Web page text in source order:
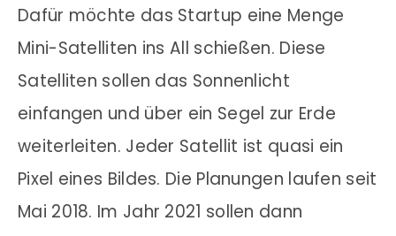
Dafür möchte das Startup eine Menge
Mini-Satelliten ins All schießen. Diese
Satelliten sollen das Sonnenlicht
einfangen und über ein Segel zur Erde
weiterleiten. Jeder Satellit ist quasi ein
Pixel eines Bildes. Die Planungen laufen seit
Mai 2018. Im Jahr 2021 sollen dann